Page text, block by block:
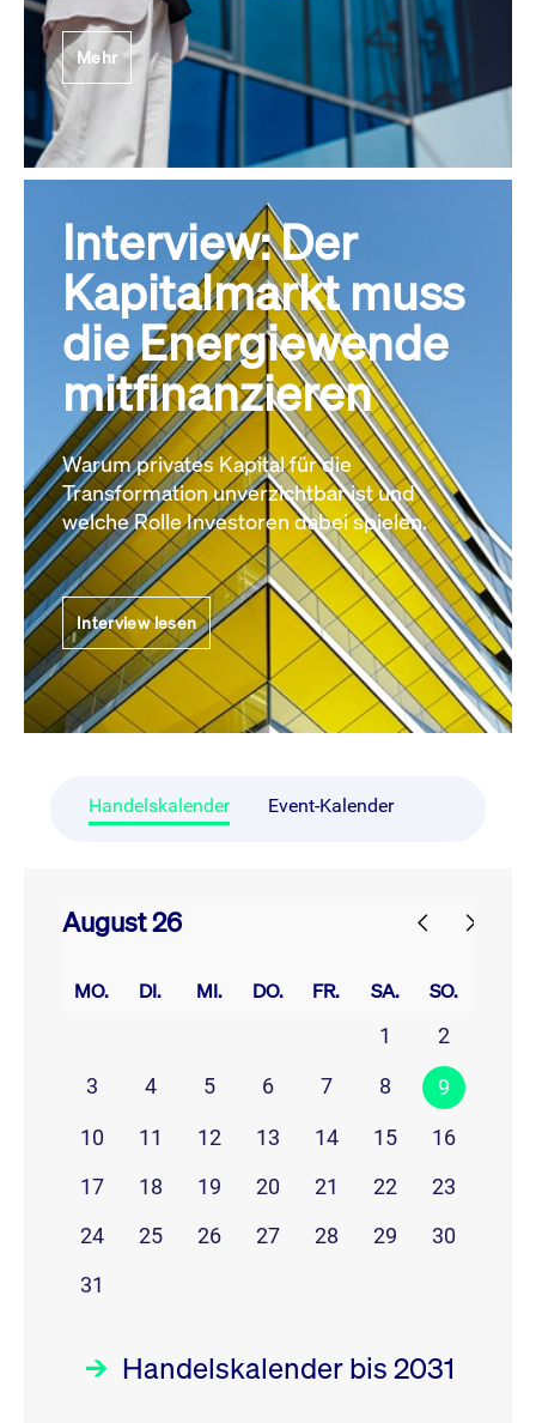
Mehr
Interview: Der
Kapitalmarkt muss
die Energiewende
mitfinanzieren
Warum privates Kapital für die
Transformation unverzichtbar ist und
welche Rolle Investoren dabei spielen.
Interview lesen
Handelskalender Event-Kalender
August 26
MO. DI. MI. DO. FR. SA. SO.
1
2
3
4 5 6 7 8 9
10 11 12 13 14 15
16
17
18 19 20 21 22
23
24
25 26 27 28 29
30
31
Handelskalender bis 2031